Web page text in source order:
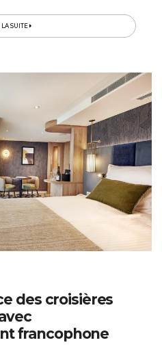
LA SUITE
des croisières
francophone